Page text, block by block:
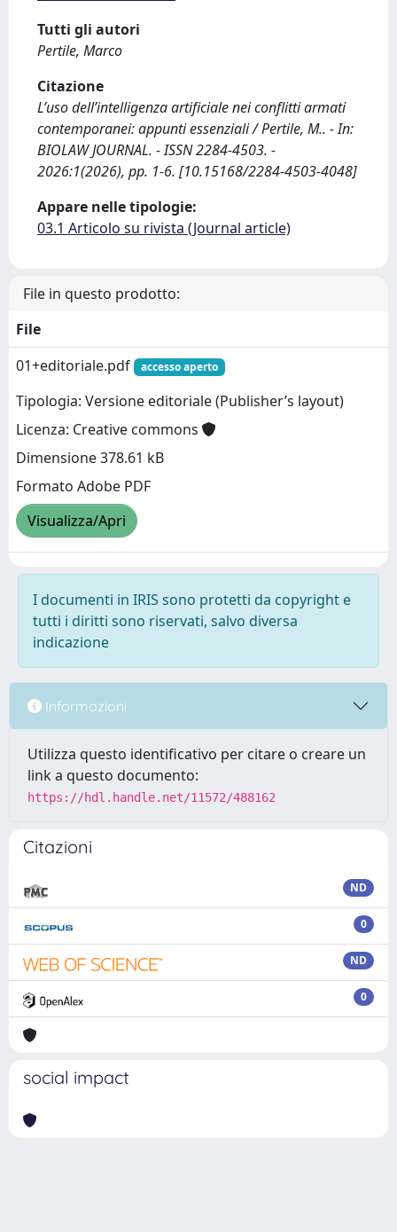
Tutti gli autori
Pertile, Marco
Citazione
L’uso dell’intelligenza artificiale nei conflitti armati
contemporanei: appunti essenziali / Pertile, M.. - In:
BIOLAW JOURNAL. - ISSN 2284-4503. -
2026:1(2026), pp. 1-6. [10.15168/2284-4503-4048]
Appare nelle tipologie:
03.1 Articolo su rivista (Journal article)
File in questo prodotto:
File
01+editoriale.pdf
accesso aperto
Tipologia: Versione editoriale (Publisher’s layout)
Licenza: Creative commons
Dimensione 378.61 kB
Formato Adobe PDF
Visualizza/Apri
I documenti in IRIS sono protetti da copyright e
tutti i diritti sono riservati, salvo diversa
indicazione
Informazioni
Utilizza questo identificativo per citare o creare un
link a questo documento:
https://hdl.handle.net/11572/488162
Citazioni
ND
0
ND
0
social impact